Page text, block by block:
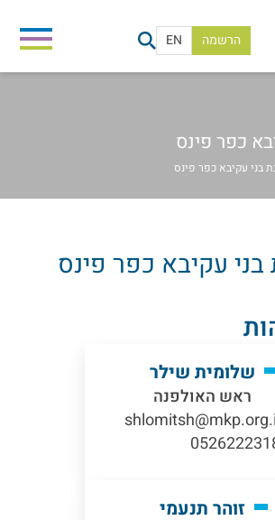
EN הרשמה
כפר פינס
בני עקיבא כפר פינס
בני עקיבא כפר פינס
שלומית שילר
ראש האולפנה
זוהר תנעמי